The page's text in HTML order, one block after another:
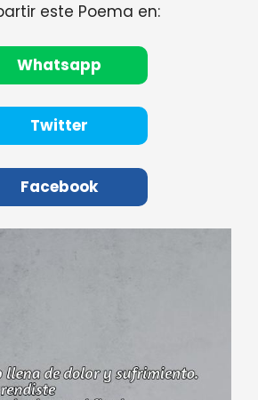
este Poema en:
Whatsapp
Twitter
Facebook